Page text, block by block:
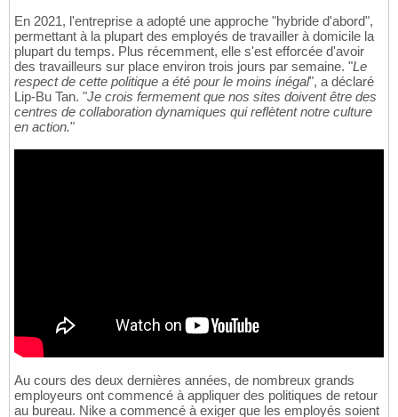
En 2021, l'entreprise a adopté une approche "hybride d'abord",
permettant à la plupart des employés de travailler à domicile la
plupart du temps. Plus récemment, elle s'est efforcée d'avoir
des travailleurs sur place environ trois jours par semaine. "Le
respect de cette politique a été pour le moins inégal", a déclaré
Lip-Bu Tan. "Je crois fermement que nos sites doivent être des
centres de collaboration dynamiques qui reflètent notre culture
en action."
Au cours des deux dernières années, de nombreux grands
employeurs ont commencé à appliquer des politiques de retour
au bureau. Nike a commencé à exiger que les employés soient